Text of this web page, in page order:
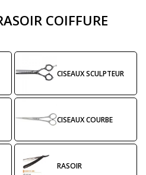
COIFFURE
CISEAUX SCULPTEUR
CISEAUX COURBE
RASOIR